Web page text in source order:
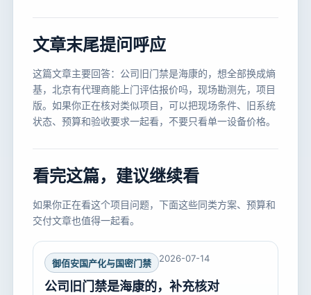
文章末尾提问呼应
这篇文章主要回答：公司旧门禁是海康的，想全部换成熵
基，北京有代理商能上门评估报价吗，现场勘测先，项目
版。如果你正在核对类似项目，可以把现场条件、旧系统
状态、预算和验收要求一起看，不要只看单一设备价格。
看完这篇，建议继续看
如果你正在看这个项目问题，下面这些同类方案、预算和
交付文章也值得一起看。
御佰安国产化与国密门禁 2026-07-14
公司旧门禁是海康的，补充核对